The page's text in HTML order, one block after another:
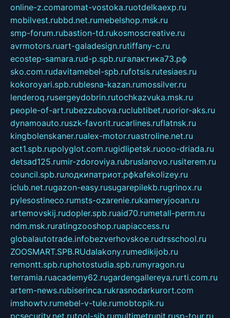
online-z.comaromat-vostoka.ruotdelkaexp.ru
mobilvest.rubbd.net.rumebelshop.msk.ru
smp-forum.rubastion-td.rukosmoscreative.ru
avrmotors.ruart-galadesign.rutiffany-c.ru
ecostep-samara.rud-p.spb.ruгалактика73.рф
sko.com.rudavitamebel-spb.rufotsis.rutesiaes.ru
kokoroyari.spb.rublesna-kazan.rumossilver.ru
lenderoq.rusergeydobrin.rutochkazvuka.msk.ru
people-of-art.rubezzubova.ruclubtibet.ruorior-aks.ru
dynamoauto.ruszk-favorit.rucarlines.ruflatnsk.ru
kingbolenskaner.rualex-motor.ruastroline.net.ru
act1.spb.rupolyglot.com.rugidlipetsk.ruooo-driada.ru
detsad125.rumir-zdoroviya.rubruslanovo.rusiterem.ru
council.spb.ruлодкипатриот.рфkafekolizey.ru
iclub.net.rugazon-easy.rusugarepilekb.rugrinox.ru
pylesostineco.rumsts-ozarenie.rukameryjooan.ru
artemovskij.rudopler.spb.ruaid70.rumetall-perm.ru
ndm.msk.ruratingzooshop.ruapiaccess.ru
globalautotrade.infobezverhovskoe.rudrsschool.ru
ZOOSMART.SPB.RUdalakony.rumedikijob.ru
remontt.spb.ruphotostudia.spb.rumyragon.ru
terramia.ruacademy62.rugardengallereya.rurti.com.ru
artem-news.rubiserinca.rukrasnodarkurort.com
imshowtv.rumebel-v-tule.rumobtopik.ru
pcsecurity.net.rutool-sib.rumultimetrunit.rusp-tour.ru